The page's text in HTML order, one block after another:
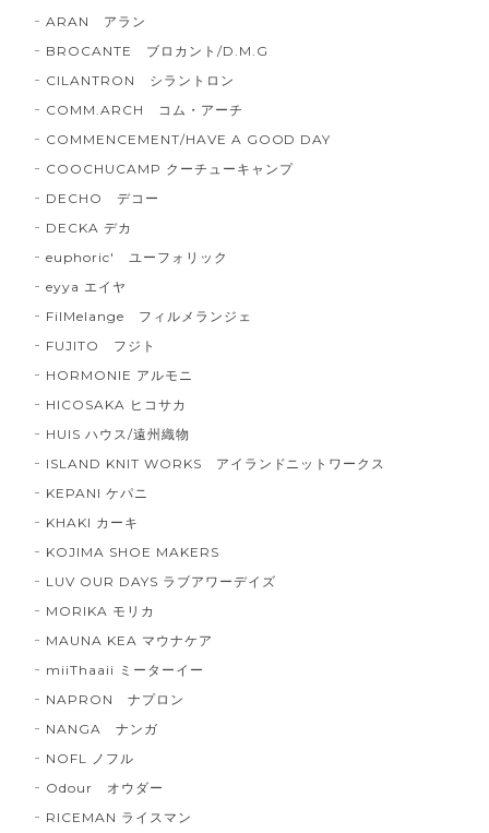
ARAN アラン
BROCANTE ブロカント/D.M.G
CILANTRON シラントロン
COMM.ARCH コム・アーチ
COMMENCEMENT/HAVE A GOOD DAY
COOCHUCAMP クーチューキャンプ
DECHO デコー
DECKA デカ
euphoric' ユーフォリック
eyya エイヤ
FilMelange フィルメランジェ
FUJITO フジト
HORMONIE アルモニ
HICOSAKA ヒコサカ
HUIS ハウス/遠州織物
ISLAND KNIT WORKS アイランドニットワークス
KEPANI ケパニ
KHAKI カーキ
KOJIMA SHOE MAKERS
LUV OUR DAYS ラブアワーデイズ
MORIKA モリカ
MAUNA KEA マウナケア
miiThaaii ミーターイー
NAPRON ナプロン
NANGA ナンガ
NOFL ノフル
Odour オウダー
RICEMAN ライスマン